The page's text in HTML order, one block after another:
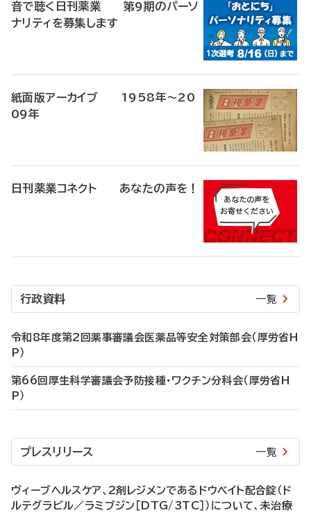
音で聴く日刊薬業 第9期のパーソ
ナリティを募集します
紙面版アーカイブ 1958年～20
09年
日刊薬業コネクト あなたの声を！
行政資料 一覧
令和8年度第2回薬事審議会医薬品等安全対策部会（厚労省H
P）
第66回厚生科学審議会予防接種・ワクチン分科会（厚労省H
P）
プレスリリース 一覧
ヴィーブヘルスケア、2剤レジメンであるドウベイト配合錠（ド
ルテグラビル／ラミブジン［DTG/3TC］）について、未治療